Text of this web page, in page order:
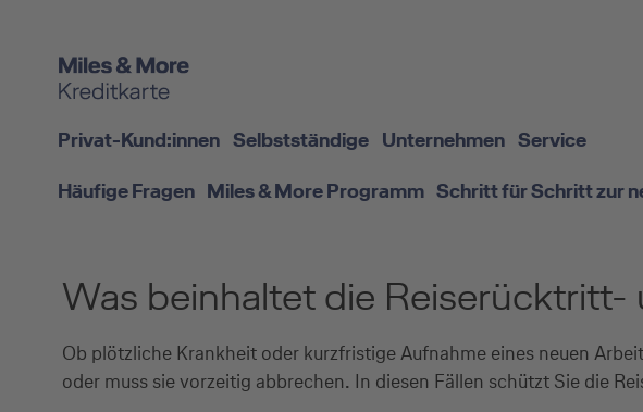
Direkt
Privat-Kund:innen Selbstständige Unternehmen Service
Häufige Fragen Miles & More Programm Schritt für Schritt zur
Was beinhaltet die
Ob plötzliche Krankheit oder kurzfristige Aufnahme eines neuen
oder muss sie vorzeitig abbrechen. In diesen Fällen schützt Sie die